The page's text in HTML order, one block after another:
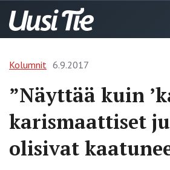
Kolumnit 6.9.2017
”Näyttää kuin
karismaattiset
olisivat